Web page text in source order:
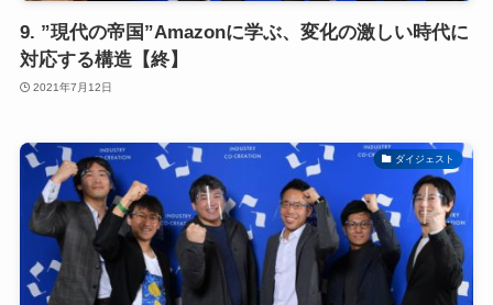
9. ”現代の帝国”Amazonに学ぶ、変化の激しい時代に
対応する構造【終】
2021年7月12日
ダイジェスト